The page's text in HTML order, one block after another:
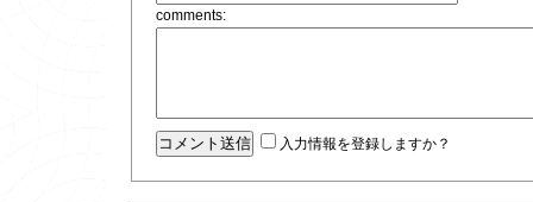
comments:
入力情報を登録しますか？